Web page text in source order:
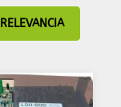
ORDENAR POR: RELEVANCIA